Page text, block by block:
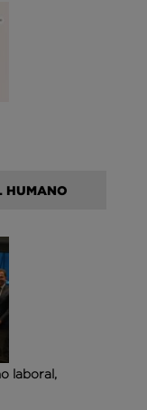
HUMANO
laboral,